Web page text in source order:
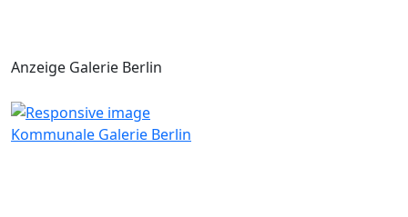
Anzeige Galerie Berlin
Kommunale Galerie Berlin